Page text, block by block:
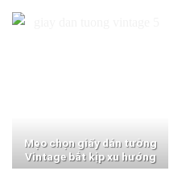
Mẹo chọn giấy dán tường
Vintage bắt kịp xu hướng